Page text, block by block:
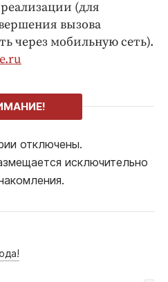
(для
вызова
через мобильную сеть).
отключены.
исключительно